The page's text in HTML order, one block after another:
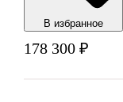
В избранноe
178 300 ₽